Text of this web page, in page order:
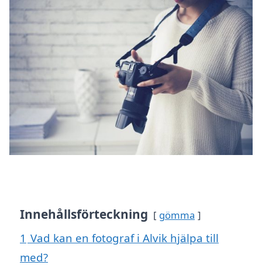
Innehållsförteckning gömma
1 Vad kan en fotograf i Alvik hjälpa till
med?